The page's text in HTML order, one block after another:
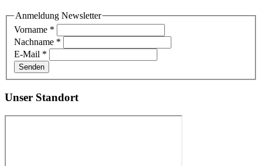
Anmeldung Newsletter
Vorname *
Nachname *
E-Mail *
Senden
Unser Standort